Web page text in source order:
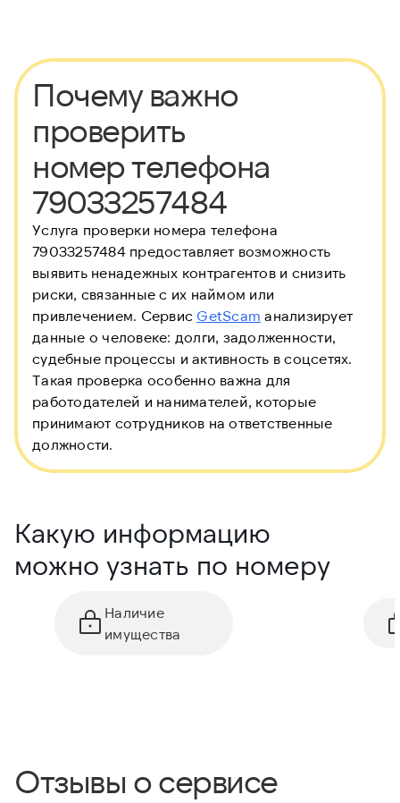
Почему важно
проверить
номер телефона
79033257484
Услуга проверки номера телефона
79033257484 предоставляет возможность
выявить ненадежных контрагентов и снизить
риски, связанные с их наймом или
привлечением. Сервис GetScam анализирует
данные о человеке: долги, задолженности,
судебные процессы и активность в соцсетях.
Такая проверка особенно важна для
работодателей и нанимателей, которые
принимают сотрудников на ответственные
должности.
Какую информацию
можно узнать по номеру
Наличие
имущества
Отзывы о сервисе